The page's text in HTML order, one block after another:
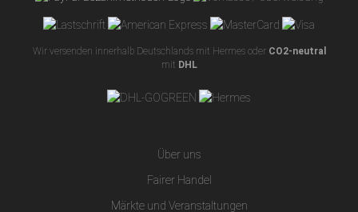
Wir versenden innerhalb Deutschlands mit Hermes oder CO2-neutral
mit DHL
Über uns
Fairer Handel
Märkte und Veranstaltungen